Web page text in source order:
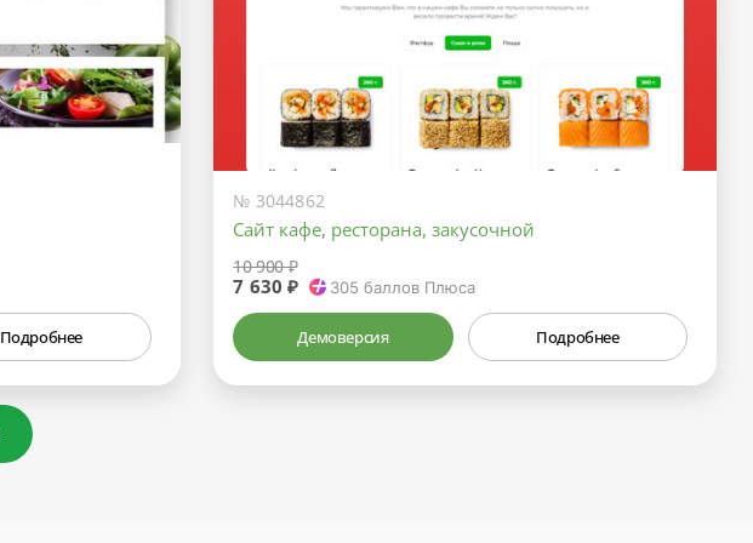
Подробнее
№ 3044862
Сайт кафе, ресторана, закусочной
10 900 ₽
7 630 ₽ 305 баллов Плюса
Демоверсия Подробнее